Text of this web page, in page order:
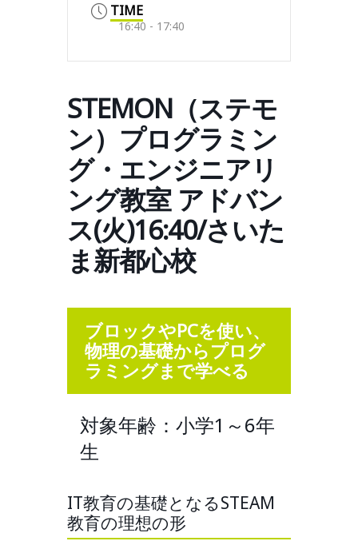
TIME
16:40 - 17:40
STEMON（ステモ
ン）プログラミン
グ・エンジニアリ
ング教室 アドバン
ス(火)16:40/さいた
ま新都心校
ブロックやPCを使い、
物理の基礎からプログ
ラミングまで学べる
対象年齢：小学1～6年
生
IT教育の基礎となるSTEAM
教育の理想の形